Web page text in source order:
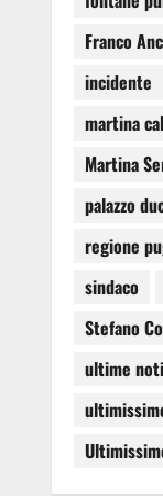
Franco
incidente
martina
Martina
palazzo
regione
sindaco
Stefano
ultime